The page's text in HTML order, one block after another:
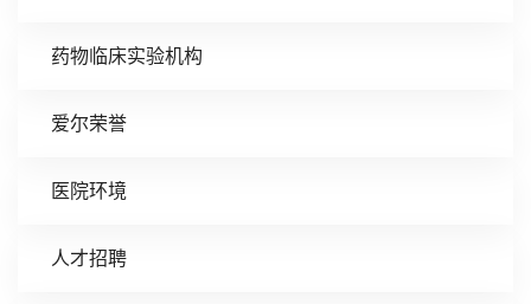
药物临床实验机构
爱尔荣誉
医院环境
人才招聘